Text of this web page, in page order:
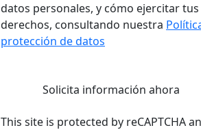
datos personales, y cómo ejercitar tus
derechos, consultando nuestra
protección de datos
Solicita información ahora
This site is protected by reCAPTCHA